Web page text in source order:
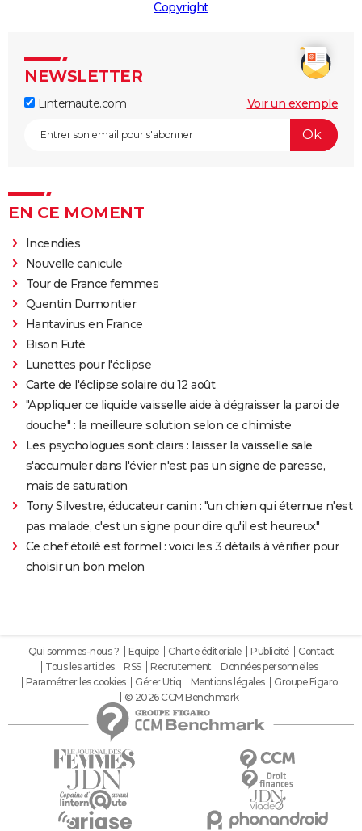
Copyright
NEWSLETTER
Linternaute.com Voir un exemple
EN CE MOMENT
Incendies
Nouvelle canicule
Tour de France femmes
Quentin Dumontier
Hantavirus en France
Bison Futé
Lunettes pour l'éclipse
Carte de l'éclipse solaire du 12 août
"Appliquer ce liquide vaisselle aide à dégraisser la paroi de
douche" : la meilleure solution selon ce chimiste
Les psychologues sont clairs : laisser la vaisselle sale
s'accumuler dans l'évier n'est pas un signe de paresse,
mais de saturation
Tony Silvestre, éducateur canin : "un chien qui éternue n'est
pas malade, c'est un signe pour dire qu'il est heureux"
Ce chef étoilé est formel : voici les 3 détails à vérifier pour
choisir un bon melon
Qui sommes-nous ? Equipe Charte éditoriale Publicité
Contact
Tous les articles
RSS Recrutement
Données personnelles
Paramétrer les cookies
Gérer Utiq Mentions légales
Groupe Figaro
© 2026 CCM Benchmark